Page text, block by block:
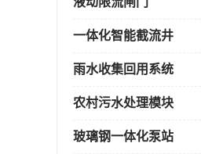
一体化智能截流井
雨水收集回用系统
农村污水处理模块
玻璃钢一体化泵站